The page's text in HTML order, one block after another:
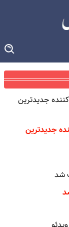
جدیدترین